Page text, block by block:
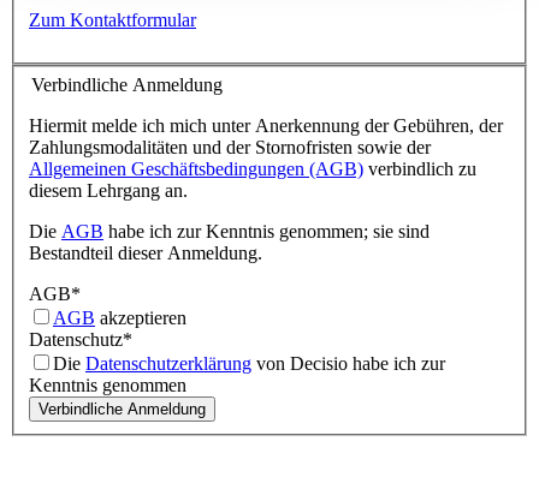
Zum Kontaktformular
Verbindliche Anmeldung
Hiermit melde ich mich unter Anerkennung der Gebühren, der
Zahlungsmodalitäten und der Stornofristen sowie der
Allgemeinen Geschäftsbedingungen (AGB) verbindlich zu
diesem Lehrgang an.
Die AGB habe ich zur Kenntnis genommen; sie sind
Bestandteil dieser Anmeldung.
AGB*
AGB akzeptieren
Datenschutz*
Die Datenschutzerklärung von Decisio habe ich zur
Kenntnis genommen